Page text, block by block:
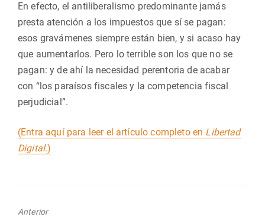
En efecto, el antiliberalismo predominante jamás
presta atención a los impuestos que sí se pagan:
esos gravámenes siempre están bien, y si acaso hay
que aumentarlos. Pero lo terrible son los que no se
pagan: y de ahí la necesidad perentoria de acabar
con “los paraísos fiscales y la competencia fiscal
perjudicial”.
(Entra aquí para leer el artículo completo en Libertad
Digital.)
Anterior